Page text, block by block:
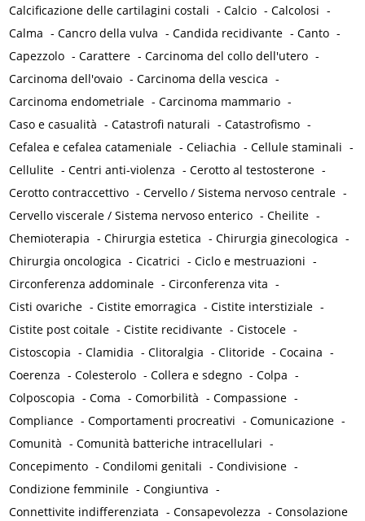
Calcificazione delle cartilagini costali -Calcio -Calcolosi -
Calma -Cancro della vulva -Candida recidivante -Canto -
Capezzolo -Carattere -Carcinoma del collo dell'utero -
Carcinoma dell'ovaio -Carcinoma della vescica -
Carcinoma endometriale -Carcinoma mammario -
Caso e casualità -Catastrofi naturali -Catastrofismo -
Cefalea e cefalea catameniale -Celiachia -Cellule staminali -
Cellulite -Centri anti-violenza -Cerotto al testosterone -
Cerotto contraccettivo -Cervello / Sistema nervoso centrale -
Cervello viscerale / Sistema nervoso enterico -Cheilite -
Chemioterapia -Chirurgia estetica -Chirurgia ginecologica -
Chirurgia oncologica -Cicatrici -Ciclo e mestruazioni -
Circonferenza addominale -Circonferenza vita -
Cisti ovariche -Cistite emorragica -Cistite interstiziale -
Cistite post coitale -Cistite recidivante -Cistocele -
Cistoscopia -Clamidia -Clitoralgia -Clitoride -Cocaina -
Coerenza -Colesterolo -Collera e sdegno -Colpa -
Colposcopia -Coma -Comorbilità -Compassione -
Compliance -Comportamenti procreativi -Comunicazione -
Comunità -Comunità batteriche intracellulari -
Concepimento -Condilomi genitali -Condivisione -
Condizione femminile -Congiuntiva -
Connettivite indifferenziata -Consapevolezza -Consolazione